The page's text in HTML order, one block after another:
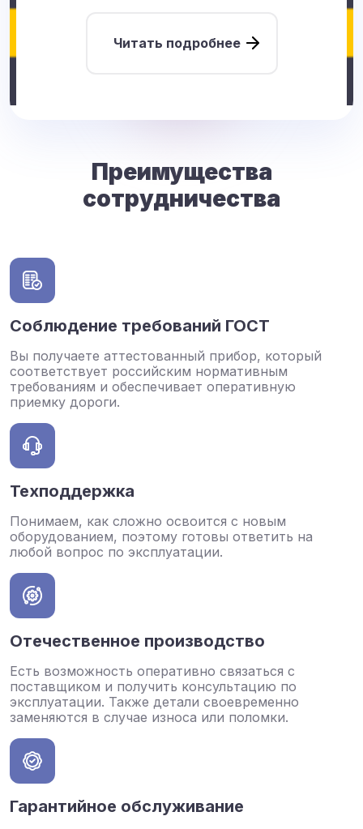
Читать подробнее
Преимущества
сотрудничества
Соблюдение требований ГОСТ
Вы получаете аттестованный прибор, который
соответствует российским нормативным
требованиям и обеспечивает оперативную
приемку дороги.
Техподдержка
Понимаем, как сложно освоится с новым
оборудованием, поэтому готовы ответить на
любой вопрос по эксплуатации.
Отечественное производство
Есть возможность оперативно связаться с
поставщиком и получить консультацию по
эксплуатации. Также детали своевременно
заменяются в случае износа или поломки.
Гарантийное обслуживание